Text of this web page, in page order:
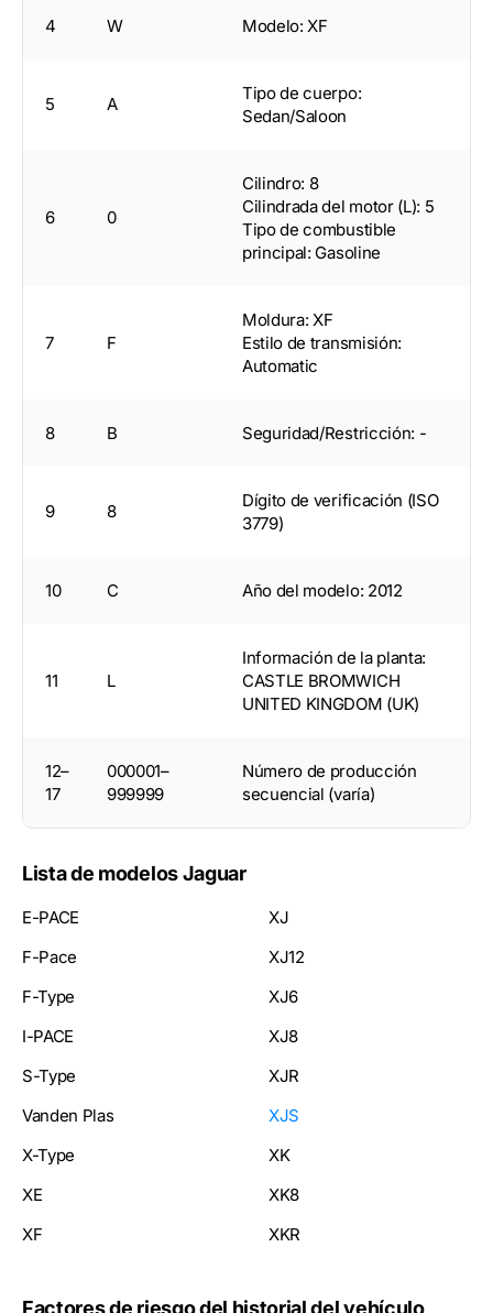
4 W Modelo: XF
5 A
Tipo de cuerpo:
Sedan/Saloon
6 0
Cilindro: 8
Cilindrada del motor (L): 5
Tipo de combustible
principal: Gasoline
7 F
Moldura: XF
Estilo de transmisión:
Automatic
8 B Seguridad/Restricción: -
9 8
Dígito de verificación (ISO
3779)
10 C Año del modelo: 2012
11 L
Información de la planta:
CASTLE BROMWICH
UNITED KINGDOM (UK)
12–
17
000001–
999999
Número de producción
secuencial (varía)
Lista de modelos Jaguar
E-PACE
F-Pace
F-Type
I-PACE
S-Type
Vanden Plas
X-Type
XE
XF
XJ
XJ12
XJ6
XJ8
XJR
XJS
XK
XK8
XKR
Factores de riesgo del historial del vehículo